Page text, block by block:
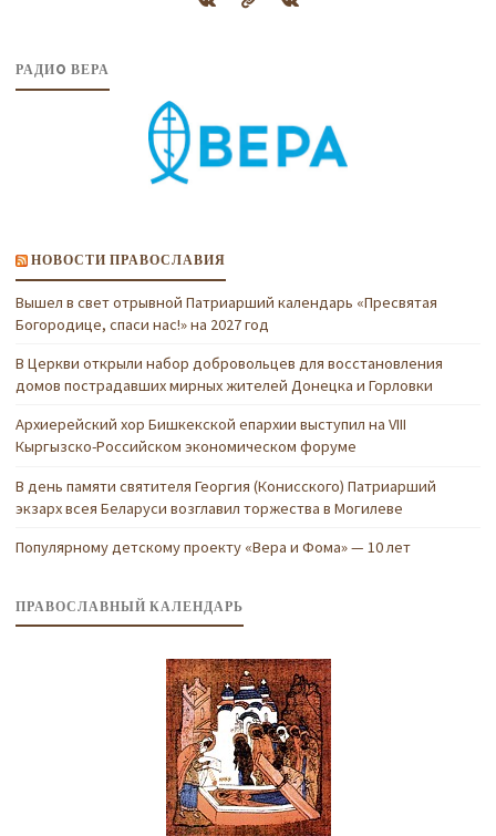
РАДИO ВЕРА
НОВОСТИ ПРАВОСЛАВИЯ
Вышел в свет отрывной Патриарший календарь «Пресвятая
Богородице, спаси нас!» на 2027 год
В Церкви открыли набор добровольцев для восстановления
домов пострадавших мирных жителей Донецка и Горловки
Архиерейский хор Бишкекской епархии выступил на VIII
Кыргызско-Российском экономическом форуме
В день памяти святителя Георгия (Конисского) Патриарший
экзарх всея Беларуси возглавил торжества в Могилеве
Популярному детскому проекту «Вера и Фома» — 10 лет
ПРАВОСЛАВНЫЙ КАЛЕНДАРЬ